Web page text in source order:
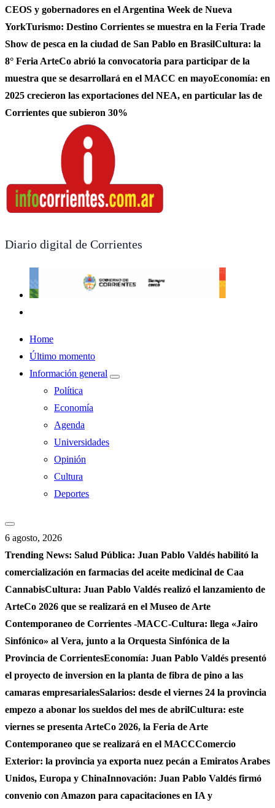
CEOS y gobernadores en el Argentina Week de Nueva
YorkTurismo: Destino Corrientes se muestra en la Feria Trade
Show de pesca en la ciudad de San Pablo en BrasilCultura: la
8° Feria ArteCo abrió la convocatoria para participar de la
muestra que se desarrollará en el MACC en mayoEconomía: en
2025 crecieron las exportaciones del NEA, en particular las de
Corrientes que subieron 30%
Diario digital de Corrientes
Home
Último momento
Información general
Política
Economía
Agenda
Universidades
Opinión
Cultura
Deportes
6 agosto, 2026
Trending News: Salud Pública: Juan Pablo Valdés habilitó la
comercialización en farmacias del aceite medicinal de Caa
CannabisCultura: Juan Pablo Valdés realizó el lanzamiento de
ArteCo 2026 que se realizará en el Museo de Arte
Contemporaneo de Corrientes -MACC-Cultura: llega «Jairo
Sinfónico» al Vera, junto a la Orquesta Sinfónica de la
Provincia de CorrientesEconomía: Juan Pablo Valdés presentó
el proyecto de inversion en la planta de fibra de pino a las
camaras empresarialesSalarios: desde el viernes 24 la provincia
empezo a abonar los sueldos del mes de abrilCultura: este
viernes se presenta ArteCo 2026, la Feria de Arte
Contemporaneo que se realizará en el MACCComercio
Exterior: la provincia ya exporta nuez pecán a Emiratos Arabes
Unidos, Europa y ChinaInnovación: Juan Pablo Valdés firmó
convenio con Amazon para capacitaciones en IA y